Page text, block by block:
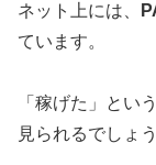
ネット上には、
ています。
「稼げた」とい
見られるでしょう